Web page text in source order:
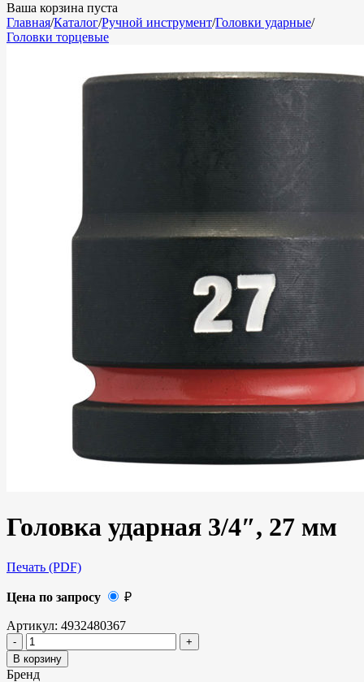
Ваша корзина пуста
Главная/Каталог/Ручной инструмент/Головки ударные/
Головки торцевые
Головка ударная 3/4″, 27 мм
Печать (PDF)
Цена по запросу ₽
Артикул: 4932480367
В корзину
Бренд